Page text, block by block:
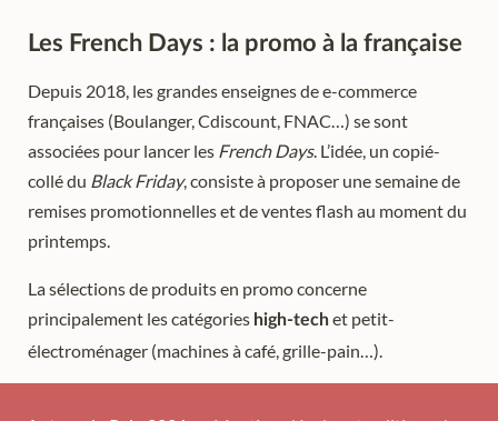
Les French Days : la promo à la française
Depuis 2018, les grandes enseignes de e-commerce
françaises (Boulanger, Cdiscount, FNAC…) se sont
associées pour lancer les French Days. L’idée, un copié-
collé du Black Friday, consiste à proposer une semaine de
remises promotionnelles et de ventes flash au moment du
printemps.
La sélections de produits en promo concerne
principalement les catégories high-techet petit-
électroménager (machines à café, grille-pain…).